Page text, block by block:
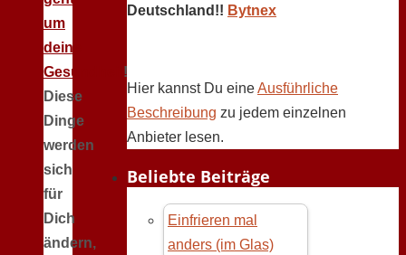
um
deine
Gesundheit !
Diese
Dinge
werden
sich
für
Dich
ändern,
Deutschland!! Bytnex
Hier kannst Du eineAusführliche
Beschreibung zu jedem einzelnen
Anbieter lesen.
Beliebte Beiträge
Einfrieren mal
anders (im Glas)